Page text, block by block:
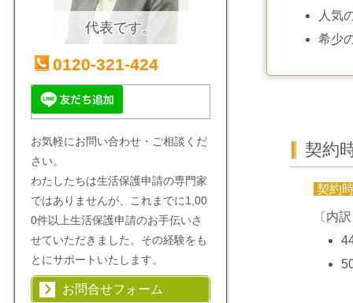
人気
希少
契約
契約
〔内
代表です。
0120-321-424
お気軽にお問い合わせ・ご相談くだ
さい。
わたしたちは生活保護申請の専門家
ではありませんが、これまでに1,00
0件以上生活保護申請のお手伝いさ
せていただきました。その経験をも
とにサポートいたします。
お問合せフォーム